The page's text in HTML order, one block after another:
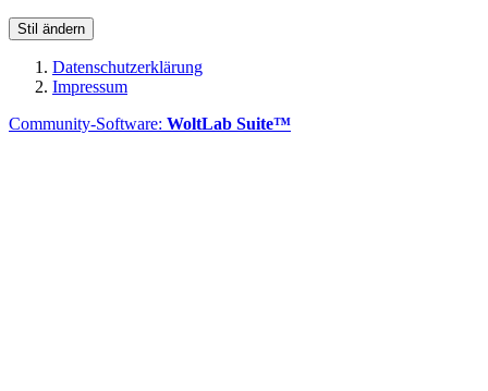
Stil ändern
Datenschutzerklärung
Impressum
Community-Software: WoltLab Suite™